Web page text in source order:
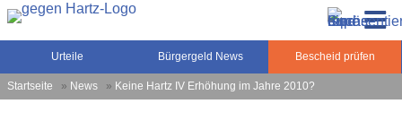
Zum
Inhalt
springen
Gegen-Hartz.de – Sozialrecht, Rente, Pflege und
Urteile, News und Ratgeber rund um das Sozialrecht,
Grundsicherung und Rente
Urteile Bürgergeld News Bescheid prüfen
Startseite » News » Keine Hartz IV Erhöhung im Jahre 2010?